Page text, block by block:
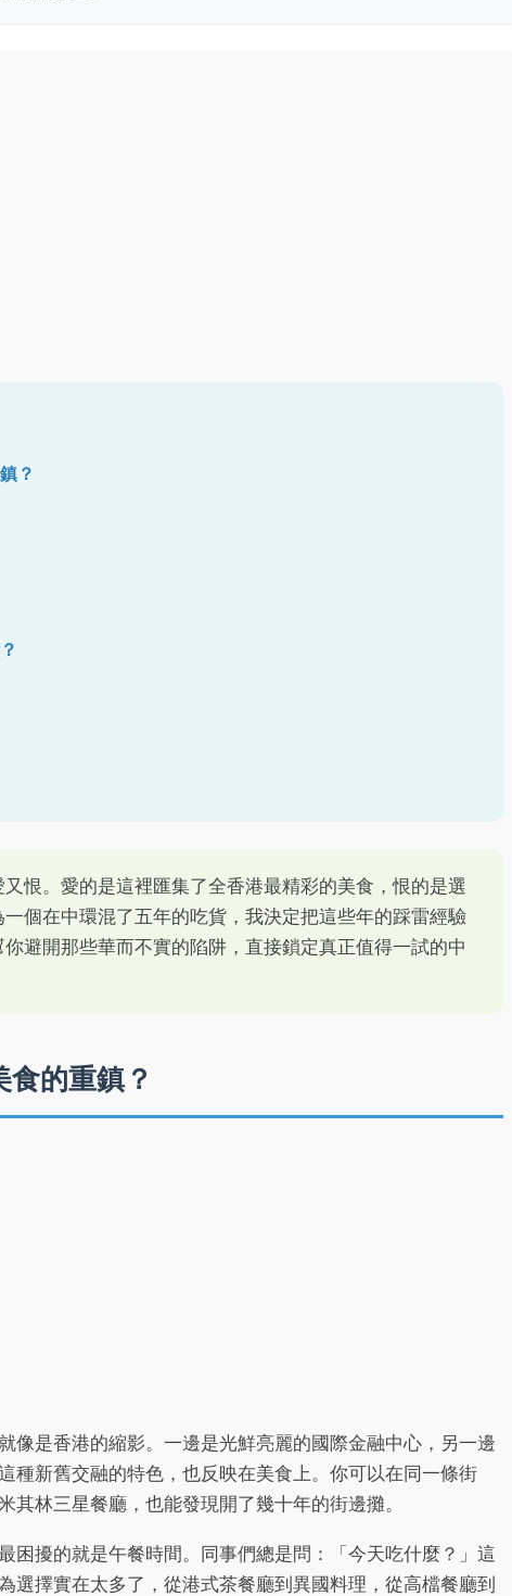
？
恨。愛的是這裡匯集了全香港最精彩的美食，恨的是選
個在中環混了五年的吃貨，我決定把這些年的踩雷經驗
避開那些華而不實的陷阱，直接鎖定真正值得一試的中
的重鎮？
像是香港的縮影。一邊是光鮮亮麗的國際金融中心，另一邊
種新舊交融的特色，也反映在美食上。你可以在同一條街
其林三星餐廳，也能發現開了幾十年的街邊攤。
困擾的就是午餐時間。同事們總是問：「今天吃什麼？」這
選擇實在太多了，從港式茶餐廳到異國料理，從高檔餐廳到